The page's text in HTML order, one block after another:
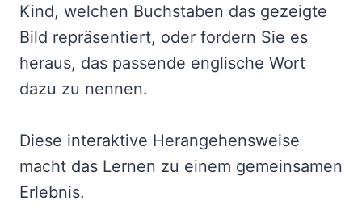
Kind, welchen Buchstaben das gezeigte
Bild repräsentiert, oder fordern Sie es
heraus, das passende englische Wort
dazu zu nennen.
Diese interaktive Herangehensweise
macht das Lernen zu einem gemeinsamen
Erlebnis.